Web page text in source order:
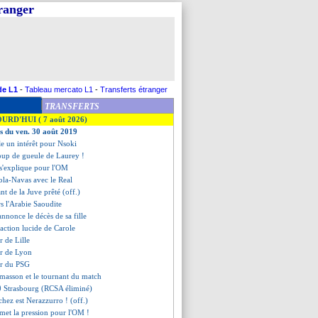
L1 - Tableau mercato L1 - Transferts étranger
TRANSFERTS
( 7 août 2026)
du ven. 30 août 2019
un intérêt pour Nsoki
de gueule de Laurey !
pour l'OM
Navas avec le Real
de la Juve prêté (off.)
l'Arabie Saoudite
le décès de sa fille
lucide de Carole
de Lille
de Lyon
du PSG
et le tournant du match
Strasbourg (RCSA éliminé)
est Nerazzurro ! (off.)
la pression pour l'OM !